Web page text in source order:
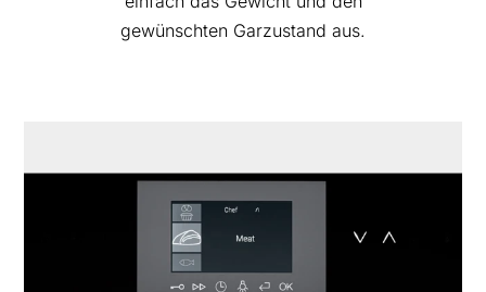
gewünschten Garzustand aus.